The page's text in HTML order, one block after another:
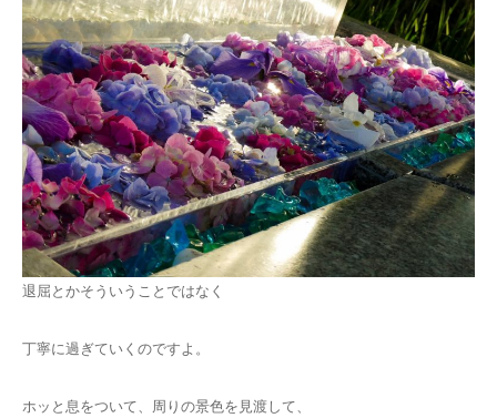
退屈とかそういうことではなく
丁寧に過ぎていくのですよ。
ホッと息をついて、周りの景色を見渡して、